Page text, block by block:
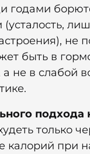
годами
не
быть в
не в слабой
только
калорий при